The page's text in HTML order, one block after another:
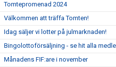
Tomtepromenad 2024
Välkommen att träffa Tomten!
Idag säljer vi lotter på julmarknaden!
Bingolottoförsäljning - se hit alla
Månadens FIF:are i november